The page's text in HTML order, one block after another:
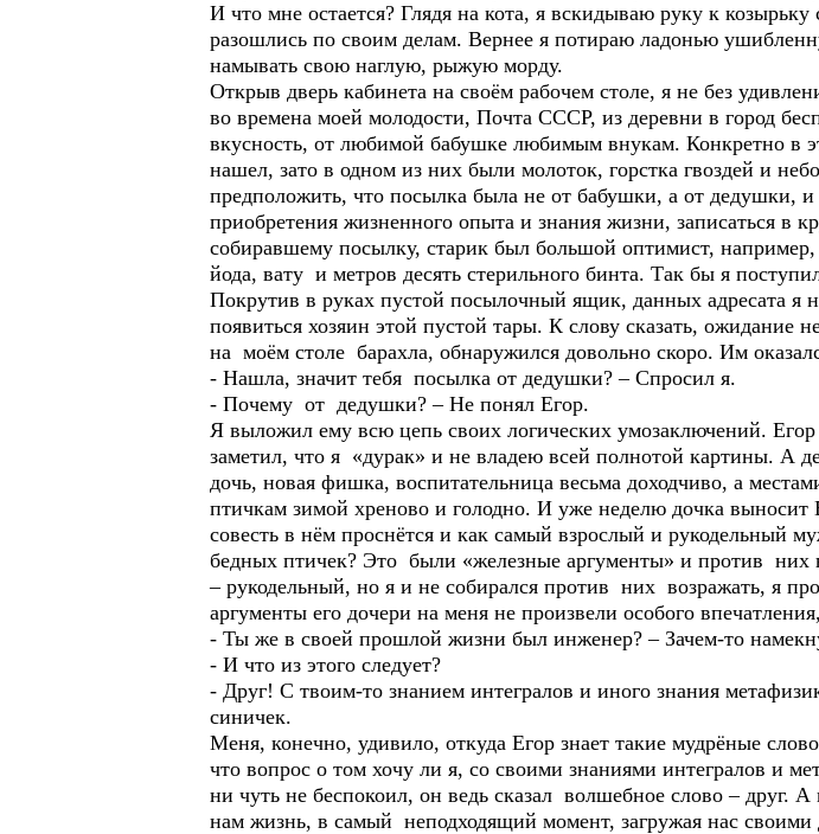
И что мне остается? Глядя на кота, я вскидываю руку к
разошлись по своим делам. Вернее я потираю ладонью
намывать свою наглую, рыжую морду.
Открыв дверь кабинета на своём рабочем столе, я не без
во времена моей молодости, Почта СССР, из деревни в город
вкусность, от любимой бабушке любимым внукам. Конкретно в
нашел, зато в одном из них были молоток, горстка гвоздей и
предположить, что посылка была не от бабушки, а от дедушки,
приобретения жизненного опыта и знания жизни, записаться в
собиравшему посылку, старик был большой оптимист,
йода, вату и метров десять стерильного бинта. Так бы я
Покрутив в руках пустой посылочный ящик, данных адресата я
появиться хозяин этой пустой тары. К слову сказать,
на моём столе барахла, обнаружился довольно скоро. Им
- Нашла, значит тебя посылка от дедушки? – Спросил я.
- Почему от дедушки? – Не понял Егор.
Я выложил ему всю цепь своих логических умозаключений.
заметил, что я «дурак» и не владею всей полнотой картины. А
дочь, новая фишка, воспитательница весьма доходчиво, а
птичкам зимой хреново и голодно. И уже неделю дочка выносит
совесть в нём проснётся и как самый взрослый и рукодельный
бедных птичек? Это были «железные аргументы» и против них
– рукодельный, но я и не собирался против них возражать, я
аргументы его дочери на меня не произвели особого
- Ты же в своей прошлой жизни был инженер? – Зачем-то
- И что из этого следует?
- Друг! С твоим-то знанием интегралов и иного знания
синичек.
Меня, конечно, удивило, откуда Егор знает такие мудрёные
что вопрос о том хочу ли я, со своими знаниями интегралов и
ни чуть не беспокоил, он ведь сказал волшебное слово – друг.
нам жизнь, в самый неподходящий момент, загружая нас своими